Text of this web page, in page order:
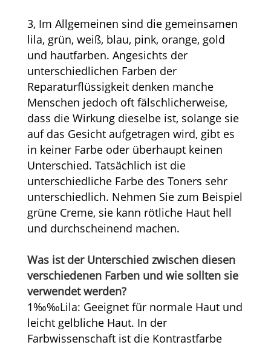
3, Im Allgemeinen sind die gemeinsamen
lila, grün, weiß, blau, pink, orange, gold
und hautfarben. Angesichts der
unterschiedlichen Farben der
Reparaturflüssigkeit denken manche
Menschen jedoch oft fälschlicherweise,
dass die Wirkung dieselbe ist, solange sie
auf das Gesicht aufgetragen wird, gibt es
in keiner Farbe oder überhaupt keinen
Unterschied. Tatsächlich ist die
unterschiedliche Farbe des Toners sehr
unterschiedlich. Nehmen Sie zum Beispiel
grüne Creme, sie kann rötliche Haut hell
und durchscheinend machen.
Was ist der Unterschied zwischen diesen
verschiedenen Farben und wie sollten sie
verwendet werden?
1‰‰Lila: Geeignet für normale Haut und
leicht gelbliche Haut. In der
Farbwissenschaft ist die Kontrastfarbe